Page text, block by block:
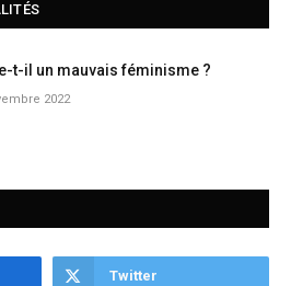
t-il un mauvais féminisme ?
2022
Twitter